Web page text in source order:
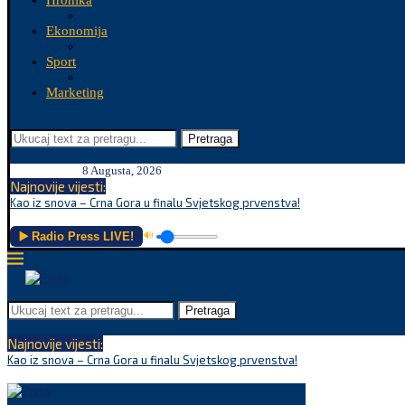
Ekonomija
Sport
Marketing
Pretraga
8 Augusta, 2026
Najnovije vijesti:
Kao iz snova – Crna Gora u finalu Svjetskog prvenstva!
▶️ Radio Press LIVE! 🔊
Pretraga
Najnovije vijesti:
Kao iz snova – Crna Gora u finalu Svjetskog prvenstva!